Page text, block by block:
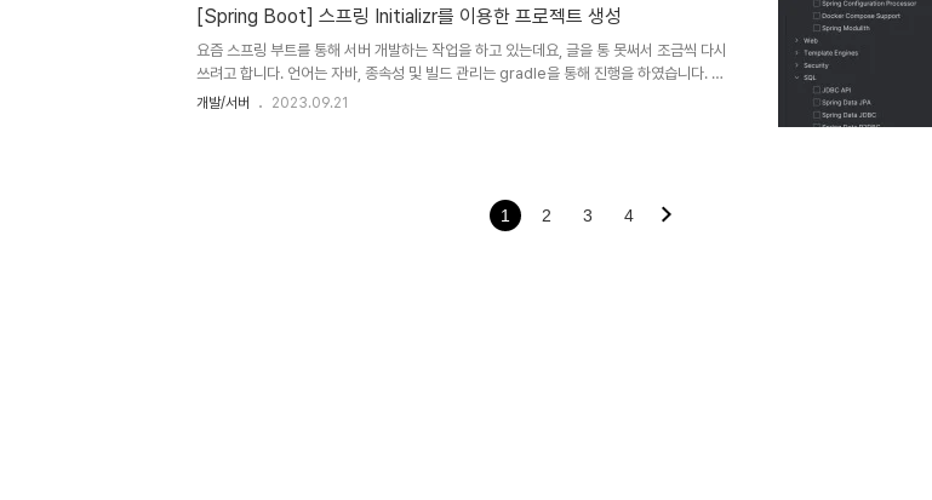
[Spring Boot] 스프링 Initializr를 이용한 프로젝트 생성
요즘 스프링 부트를 통해 서버 개발하는 작업을 하고 있는데요, 글을 통 못써서 조금씩 다시
쓰려고 합니다. 언어는 자바, 종속성 및 빌드 관리는 gradle을 통해 진행을 하였습니다. 주
의할 점이 스프링부트 3.0 이상 버전부터는 자바 17부터만 진행하기 때문에 11로 개발하
개발/서버 2023.09.21
1 2 3 4